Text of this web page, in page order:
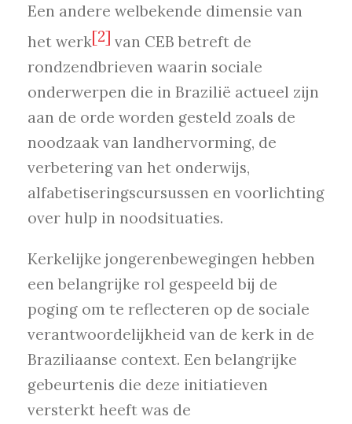
Een andere welbekende dimensie van
het werk[2] van CEB betreft de
rondzendbrieven waarin sociale
onderwerpen die in Brazilië actueel zijn
aan de orde worden gesteld zoals de
noodzaak van landhervorming, de
verbetering van het onderwijs,
alfabetiseringscursussen en voorlichting
over hulp in noodsituaties.
Kerkelijke jongerenbewegingen hebben
een belangrijke rol gespeeld bij de
poging om te reflecteren op de sociale
verantwoordelijkheid van de kerk in de
Braziliaanse context. Een belangrijke
gebeurtenis die deze initiatieven
versterkt heeft was de